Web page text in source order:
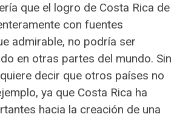
que el logro de Costa Rica de
con fuentes
admirable, no podría ser
en otras partes del mundo. Sin
decir que otros países no
ya que Costa Rica ha
hacia la creación de una